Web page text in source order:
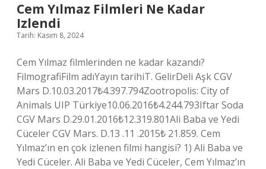
Cem Yılmaz Filmleri Ne Kadar
Izlendi
Tarih: Kasım 8, 2024
Cem Yılmaz filmlerinden ne kadar kazandı?
FilmografiFilm adıYayın tarihiT. GelirDeli Aşk CGV
Mars D.10.03.2017₺4.397.794Zootropolis: City of
Animals UIP Türkiye10.06.2016₺4.244.793Iftar Soda
CGV Mars D.29.01.2016₺12.319.801Ali Baba ve Yedi
Cüceler CGV Mars. D.13 .11 .2015₺ 21.859. Cem
Yılmaz’ın en çok izlenen filmi hangisi? 1) Ali Baba ve
Yedi Cüceler. Ali Baba ve Yedi Cüceler, Cem Yılmaz’ın